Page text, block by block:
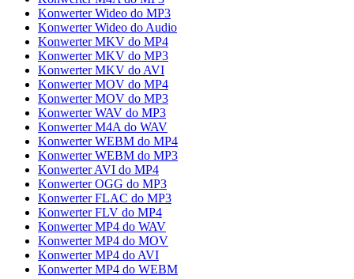
Konwerter Wideo do MP3
Konwerter Wideo do Audio
Konwerter MKV do MP4
Konwerter MKV do MP3
Konwerter MKV do AVI
Konwerter MOV do MP4
Konwerter MOV do MP3
Konwerter WAV do MP3
Konwerter M4A do WAV
Konwerter WEBM do MP4
Konwerter WEBM do MP3
Konwerter AVI do MP4
Konwerter OGG do MP3
Konwerter FLAC do MP3
Konwerter FLV do MP4
Konwerter MP4 do WAV
Konwerter MP4 do MOV
Konwerter MP4 do AVI
Konwerter MP4 do WEBM